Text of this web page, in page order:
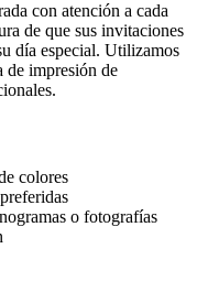
con atención a cada
de que sus invitaciones
día especial. Utilizamos
de impresión de
colores
o fotografías